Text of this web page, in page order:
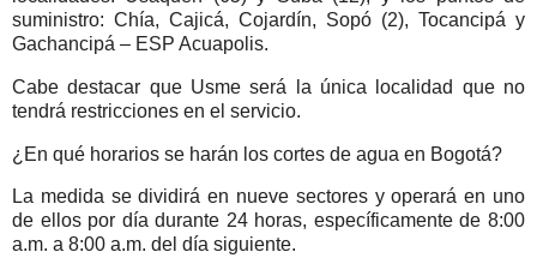
suministro: Chía, Cajicá, Cojardín, Sopó (2), Tocancipá y
Gachancipá – ESP Acuapolis.
Cabe destacar que Usme será la única localidad que no
tendrá restricciones en el servicio.
¿En qué horarios se harán los cortes de agua en Bogotá?
La medida se dividirá en nueve sectores y operará en uno
de ellos por día durante 24 horas, específicamente de 8:00
a.m. a 8:00 a.m. del día siguiente.